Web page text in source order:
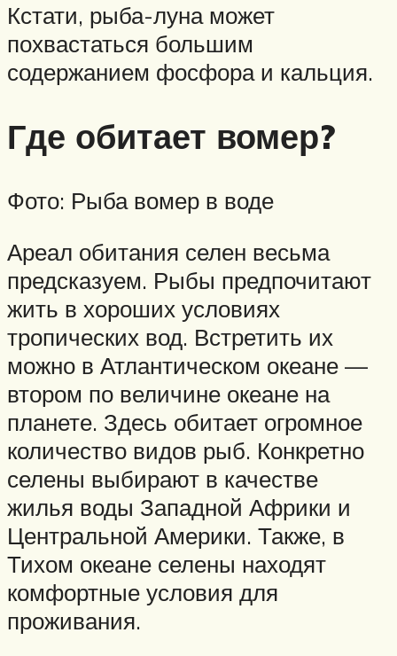
Кстати, рыба-луна может
похвастаться большим
содержанием фосфора и кальция.
Где обитает вомер?
Фото: Рыба вомер в воде
Ареал обитания селен весьма
предсказуем. Рыбы предпочитают
жить в хороших условиях
тропических вод. Встретить их
можно в Атлантическом океане —
втором по величине океане на
планете. Здесь обитает огромное
количество видов рыб. Конкретно
селены выбирают в качестве
жилья воды Западной Африки и
Центральной Америки. Также, в
Тихом океане селены находят
комфортные условия для
проживания.